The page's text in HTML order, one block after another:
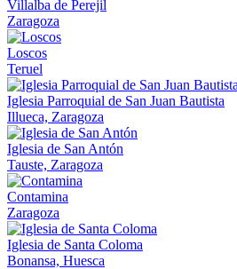
Villalba de Perejil
Zaragoza
Loscos
Teruel
Iglesia Parroquial de San Juan Bautista
Illueca, Zaragoza
Iglesia de San Antón
Tauste, Zaragoza
Contamina
Zaragoza
Iglesia de Santa Coloma
Bonansa, Huesca